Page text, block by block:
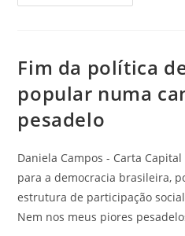
Fim da política
popular numa
pesadelo
Daniela Campos - Carta
para a democracia brasileira,
estrutura de participação
Nem nos meus piores